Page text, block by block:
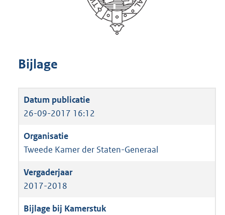
Bijlage
26-09-2017 16:12
Tweede Kamer der Staten-Generaal
2017-2018